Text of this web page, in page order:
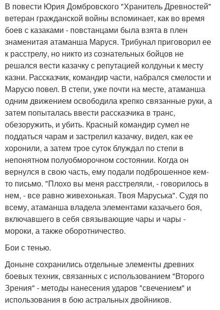
В повести Юрия Домбровского "Хранитель Древностей"
ветеран гражданской войны вспоминает, как во время
боев с казаками - повстанцами была взята в плен
знаменитая атаманша Маруся. Трибунал приговорил ее
к расстрелу, но никто из сознательных бойцов не
решался вести казачку с репутацией колдуньи к месту
казни. Рассказчик, командир части, набрался смелости и
Марусю повел. В степи, уже почти на месте, атаманша
одним движением освободила крепко связанные руки, а
затем попыталась ввести рассказчика в транс,
обезоружить, и убить. Красный командир сумел не
поддаться чарам и застрелил казачку, видел, как ее
хоронили, а затем трое суток блуждал по степи в
непонятном полуобморочном состоянии. Когда он
вернулся в свою часть, ему подали подброшенное кем-
то письмо. "Плохо вы меня расстреляли, - говорилось в
нем, - все равно живехонькая. Твоя Маруська". Судя по
всему, атаманша владела элементами казачьего боя,
включавшего в себя связывающие чары и чары -
мороки, а также оборотничество.
Бои с тенью.
Доныне сохранились отдельные элементы древних
боевых техник, связанных с использованием "Второго
Зрения" - методы нанесения ударов "свечением" и
использования в бою астральных двойников.